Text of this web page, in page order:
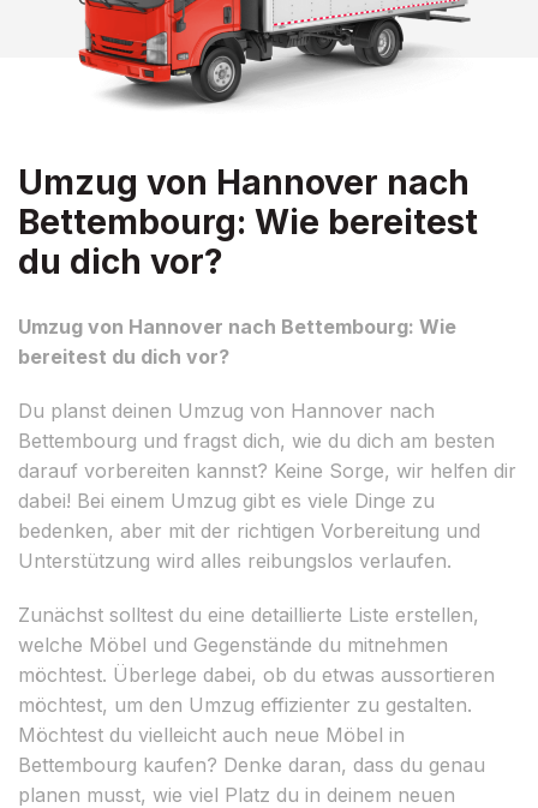
Umzug von Hannover nach
Bettembourg: Wie bereitest
du dich vor?
Umzug von Hannover nach Bettembourg: Wie
bereitest du dich vor?
Du planst deinen Umzug von Hannover nach
Bettembourg und fragst dich, wie du dich am besten
darauf vorbereiten kannst? Keine Sorge, wir helfen dir
dabei! Bei einem Umzug gibt es viele Dinge zu
bedenken, aber mit der richtigen Vorbereitung und
Unterstützung wird alles reibungslos verlaufen.
Zunächst solltest du eine detaillierte Liste erstellen,
welche Möbel und Gegenstände du mitnehmen
möchtest. Überlege dabei, ob du etwas aussortieren
möchtest, um den Umzug effizienter zu gestalten.
Möchtest du vielleicht auch neue Möbel in
Bettembourg kaufen? Denke daran, dass du genau
planen musst, wie viel Platz du in deinem neuen